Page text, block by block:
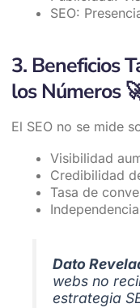
SEO:
3. Beneficios
los Números
El SEO no se mide
Visibilidad
Credibilidad
Tasa de
Dato
webs no
estrategia